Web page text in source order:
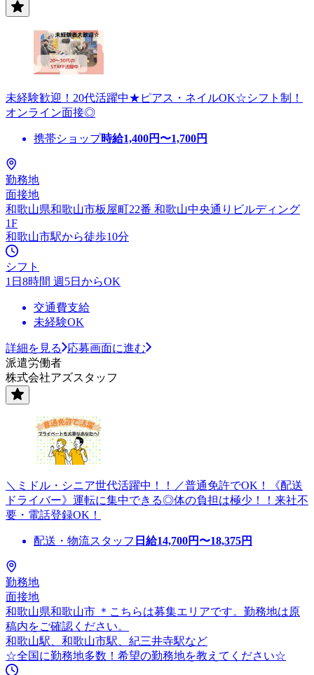
未経験歓迎！20代活躍中★ピアス・ネイルOK☆シフト制！
オンライン面接◎
携帯ショップ時給1,400円〜1,700円
勤務地
面接地
和歌山県和歌山市板屋町22番 和歌山中央通りビルディング
1F
和歌山市駅から徒歩10分
シフト
1日8時間 週5日からOK
交通費支給
未経験OK
詳細を見る
応募画面に進む
派遣労働者
株式会社アズスタッフ
＼ミドル・シニア世代活躍中！！／普通免許でOK！《配送
ドライバー》運転に集中できる◎体の負担は極少！！来社不
要・電話登録OK！
配送・物流スタッフ 日給14,700円〜18,375円
勤務地
面接地
和歌山県和歌山市 ＊こちらは募集エリアです。勤務地は原
稿内をご確認ください。
和歌山駅、和歌山市駅、紀三井寺駅など
☆全国に勤務地多数！希望の勤務地を教えてください☆